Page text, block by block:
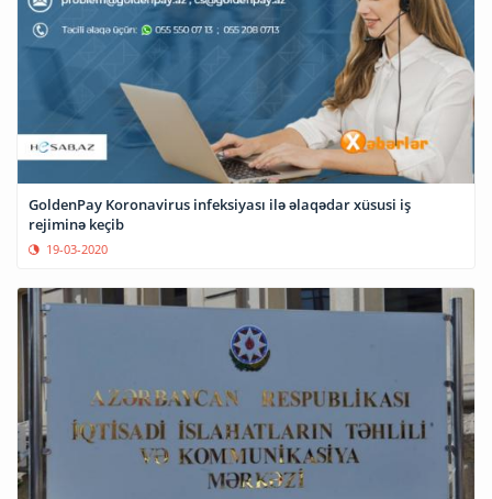
GoldenPay Koronavirus infeksiyası ilə əlaqədar xüsusi iş
rejiminə keçib
19-03-2020